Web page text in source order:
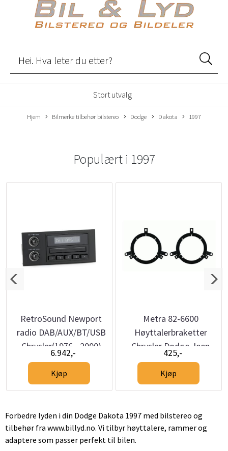
Stort utvalg
Hjem Bilmerke tilbehør bilstereo Dodge Dakota 1997
Populært i 1997
RetroSound Newport
radio DAB/AUX/BT/USB
Chrysler(1976 - 2000)
6.942,-
Kjøp
Metra 82-6600
Høyttalerbraketter
Chrysler Dodge Jeep
(1995 -->)
425,-
Kjøp
Forbedre lyden i din Dodge Dakota 1997 med bilstereo og
tilbehør fra www.billyd.no. Vi tilbyr høyttalere, rammer og
adaptere som passer perfekt til bilen.